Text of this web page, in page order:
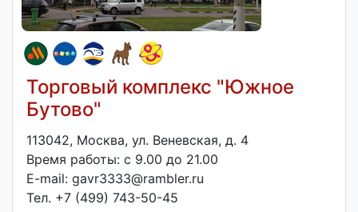
Торговый комплекс "Южное
Бутово"
113042, Москва, ул. Веневская, д. 4
Время работы: с 9.00 до 21.00
E-mail: gavr3333@rambler.ru
Тел. +7 (499) 743-50-45